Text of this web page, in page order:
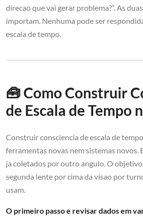
direcao que vai gerar problema?”. As
importam. Nenhuma pode ser
escala de tempo.
🧰 Como Construir
de Escala de Tempo
Construir consciencia de escala de
ferramentas novas nem sistemas novos.
ja coletados por outro angulo. O
segunda lente por cima da visao por
usam.
O primeiro passo e revisar dados em